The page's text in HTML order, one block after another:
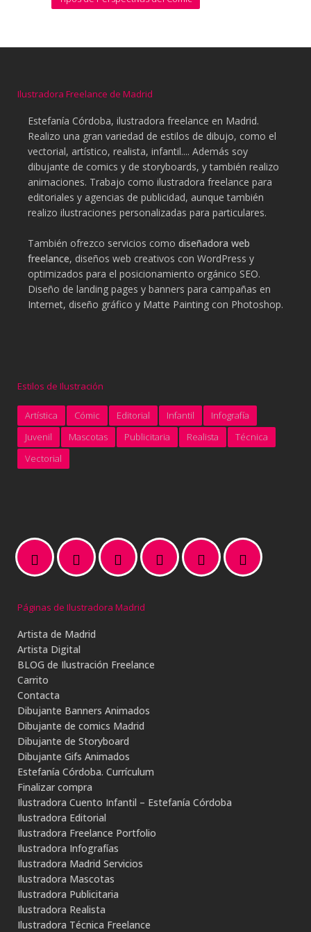
Ilustradora Freelance de Madrid
Estefanía Córdoba, ilustradora freelance en Madrid.
Realizo una gran variedad de estilos de dibujo, como el
vectorial, artístico, realista, infantil.... Además soy
dibujante de comics y de storyboards, y también realizo
animaciones. Trabajo como ilustradora freelance para
editoriales y agencias de publicidad, aunque también
realizo ilustraciones personalizadas para particulares.
También ofrezco servicios como diseñadora web
freelance, diseños web creativos con WordPress y
optimizados para el posicionamiento orgánico SEO.
Diseño de landing pages y banners para campañas en
Internet, diseño gráfico y Matte Painting con Photoshop.
Estilos de Ilustración
Artística Cómic Editorial Infantil
Infografía
Juvenil
Mascotas Publicitaria Realista
Técnica
Vectorial
Páginas de Ilustradora Madrid
Artista de Madrid
Artista Digital
BLOG de Ilustración Freelance
Carrito
Contacta
Dibujante Banners Animados
Dibujante de comics Madrid
Dibujante de Storyboard
Dibujante Gifs Animados
Estefanía Córdoba. Currículum
Finalizar compra
Ilustradora Cuento Infantil – Estefanía Córdoba
Ilustradora Editorial
Ilustradora Freelance Portfolio
Ilustradora Infografías
Ilustradora Madrid Servicios
Ilustradora Mascotas
Ilustradora Publicitaria
Ilustradora Realista
Ilustradora Técnica Freelance